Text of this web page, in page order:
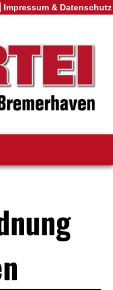
Impressum & Datenschutz